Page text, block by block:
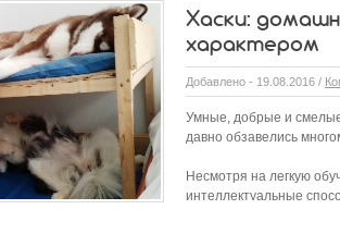
​Хаски:
характером
Добавлено - 19.08.2016 /
Умные, добрые и
давно обзавелись
Несмотря на легкую
интеллектуальные